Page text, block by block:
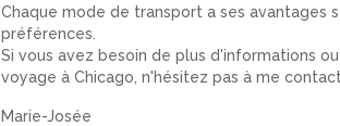
Chaque mode de transport a ses avantages
préférences.
Si vous avez besoin de plus d'informations
voyage à Chicago, n'hésitez pas à me
Marie-Josée